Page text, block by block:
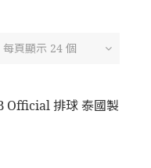
每頁顯示 24 個